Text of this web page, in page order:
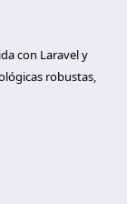
con Laravel y
robustas,